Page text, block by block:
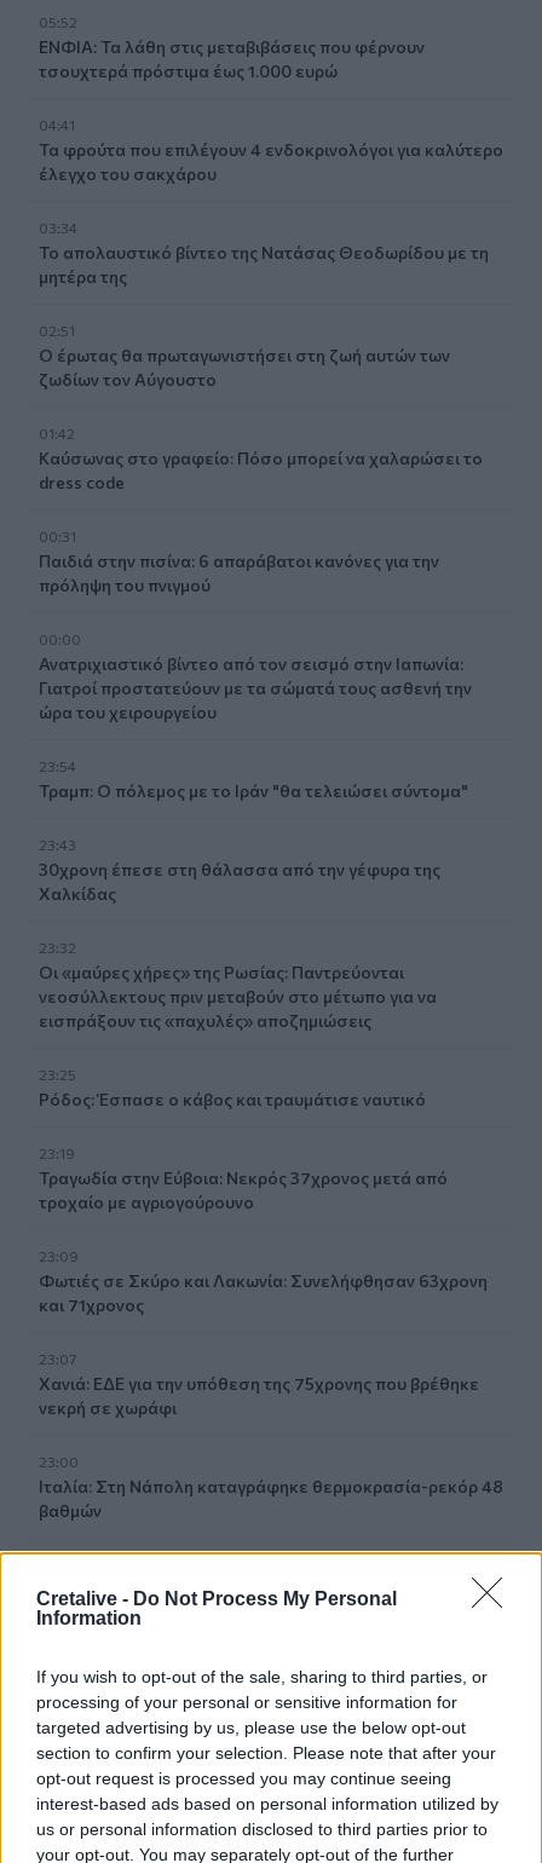
Cretalive - Do Not Process My Personal
Information
If you wish to opt-out of the sale, sharing to third parties, or
processing of your personal or sensitive information for
targeted advertising by us, please use the below opt-out
section to confirm your selection. Please note that after your
opt-out request is processed you may continue seeing
interest-based ads based on personal information utilized by
us or personal information disclosed to third parties prior to
your opt-out. You may separately opt-out of the further
05:52
ΕΝΦΙΑ: Τα λάθη στις μεταβιβάσεις που φέρνουν
τσουχτερά πρόστιμα έως 1.000 ευρώ
04:41
Τα φρούτα που επιλέγουν 4 ενδοκρινολόγοι για καλύτερο
έλεγχο του σακχάρου
03:34
Το απολαυστικό βίντεο της Νατάσας Θεοδωρίδου με τη
μητέρα της
02:51
Ο έρωτας θα πρωταγωνιστήσει στη ζωή αυτών των
ζωδίων τον Αύγουστο
01:42
Καύσωνας στο γραφείο: Πόσο μπορεί να χαλαρώσει το
dress code
00:31
Παιδιά στην πισίνα: 6 απαράβατοι κανόνες για την
πρόληψη του πνιγμού
00:00
Ανατριχιαστικό βίντεο από τον σεισμό στην Ιαπωνία:
Γιατροί προστατεύουν με τα σώματά τους ασθενή την
ώρα του χειρουργείου
23:54
Τραμπ: Ο πόλεμος με το Ιράν "θα τελειώσει σύντομα"
23:43
30χρονη έπεσε στη θάλασσα από την γέφυρα της
Χαλκίδας
23:32
Οι «μαύρες χήρες» της Ρωσίας: Παντρεύονται
νεοσύλλεκτους πριν μεταβούν στο μέτωπο για να
εισπράξουν τις «παχυλές» αποζημιώσεις
23:25
Ρόδος: Έσπασε ο κάβος και τραυμάτισε ναυτικό
23:19
Τραγωδία στην Εύβοια: Νεκρός 37χρονος μετά από
τροχαίο με αγριογούρουνο
23:09
Φωτιές σε Σκύρο και Λακωνία: Συνελήφθησαν 63χρονη
και 71χρονος
23:07
Χανιά: ΕΔΕ για την υπόθεση της 75χρονης που βρέθηκε
νεκρή σε χωράφι
23:00
Ιταλία: Στη Νάπολη καταγράφηκε θερμοκρασία-ρεκόρ 48
βαθμών
Υπόθεση Marfin: Έφθασε στην Ελλάδα η 46χρονη
κατηγορούμενη για εμπρησμό
22:30
Αυτές είναι οι πιο επικίνδυνες εβδομάδες για μεγάλες
πυρκαγιές
22:21
Χρήστος Δάντης: «Δεν περίμενα την αχαριστία, 22 χρόνια
μετά και συνάδελφοι προσπαθούν να ξεχάσουν ότι
έγραψα αυτό το τραγούδι»